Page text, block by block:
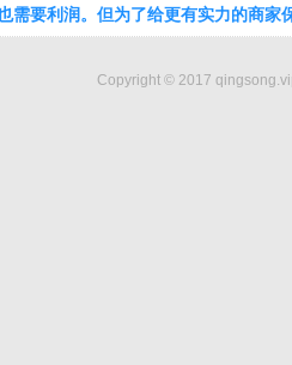
需要利润。但为了给更有实力的商家
Copyright © 2017